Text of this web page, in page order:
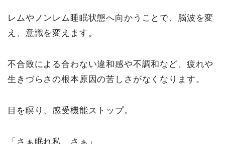
レムやノンレム睡眠状態へ向かうことで、脳波を変
え、意識を変えます。
不合致による合わない違和感や不調和など、疲れや
生きづらさの根本原因の苦しさがなくなります。
目を瞑り、感受機能ストップ。
「さぁ眠れ私、さぁ」